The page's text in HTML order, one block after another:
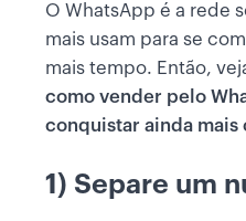
O WhatsApp é a rede
mais usam para se
mais tempo. Então,
como vender pelo
conquistar ainda mais
1) Separe um